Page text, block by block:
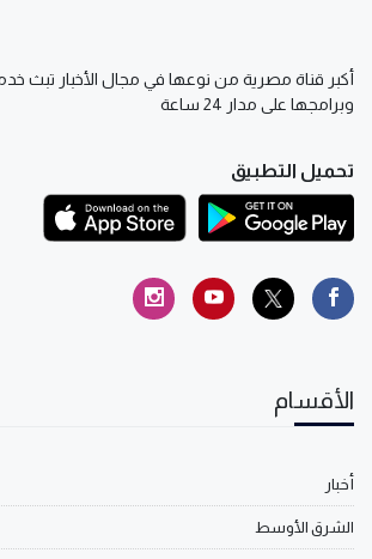
أكبر قناة مصرية من نوعها في مجال الأخبار تبث
وبرامجها على مدار 24 ساعة
تحميل التطبيق
الأقسام
أخبار
الشرق الأوسط